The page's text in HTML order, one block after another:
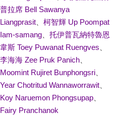
普拉席 Bell Sawanya
Liangprasit、 柯智輝 Up Poompat
Iam-samang、 托伊普瓦納特魯恩
韋斯 Toey Puwanat Ruengves
李海海 Zee Pruk Panich、
Moomint Rujiret Bunphongsri、
Year Chotritud Wannaworrawit、
Koy Naruemon Phongsupap、
Fairy Pranchanok